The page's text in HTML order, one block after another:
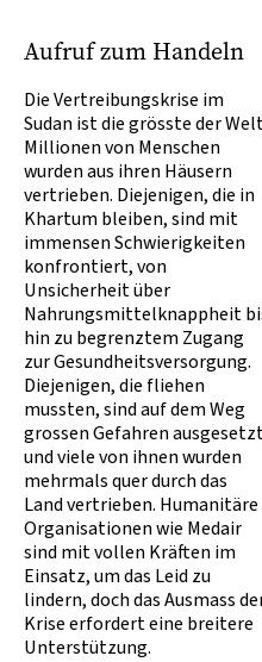
Aufruf zum Handeln
Die Vertreibungskrise im
Sudan ist die grösste der
Millionen von Menschen
wurden aus ihren Häusern
vertrieben. Diejenigen, die in
Khartum bleiben, sind mit
immensen Schwierigkeiten
konfrontiert, von
Unsicherheit über
Nahrungsmittelknappheit
hin zu begrenztem Zugang
zur Gesundheitsversorgung.
Diejenigen, die fliehen
mussten, sind auf dem Weg
grossen Gefahren
und viele von ihnen wurden
mehrmals quer durch das
Land vertrieben. Humanitäre
Organisationen wie Medair
sind mit vollen Kräften im
Einsatz, um das Leid zu
lindern, doch das Ausmass
Krise erfordert eine breitere
Unterstützung.